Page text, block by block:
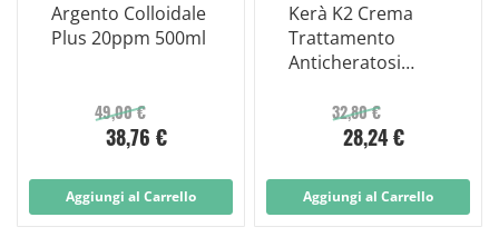
Argento Colloidale
Plus 20ppm 500ml
49,00 €
38,76 €
Aggiungi al Carrello
Kerà K2 Crema
Trattamento
Anticheratosi
32,80 €
28,24 €
Aggiungi al Carrello